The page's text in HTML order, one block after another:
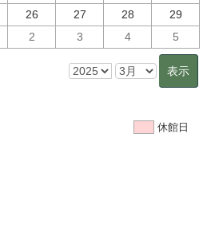
26 27 28
29
2 3 4 5
休館日